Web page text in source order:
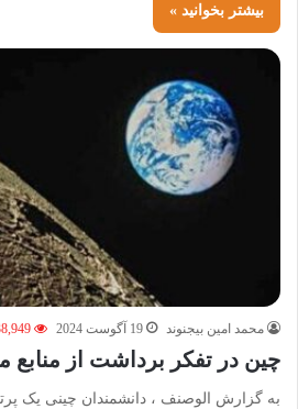
بیشتر بخوانید »
محمد امین بیجنوند 19 آگوست 2024
چین در تفکر برداشت از منابع
به گزارش الوصنف ، دانشمندان چینی یک